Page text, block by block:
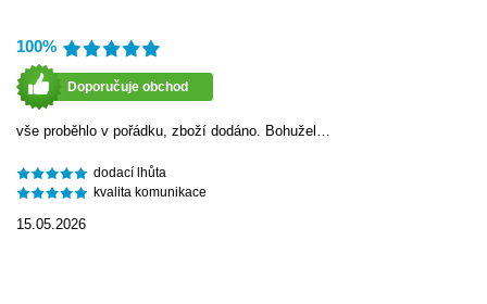
100%
Doporučuje obchod
vše proběhlo v pořádku, zboží dodáno. Bohužel…
dodací lhůta
kvalita komunikace
15.05.2026